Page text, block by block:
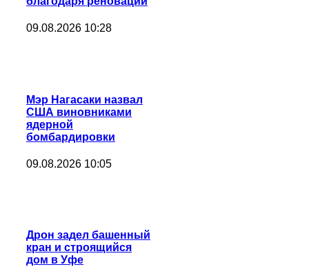
09.08.2026 10:28
Мэр Нагасаки назвал
США виновниками
ядерной
бомбардировки
09.08.2026 10:05
Дрон задел башенный
кран и строящийся
дом в Уфе